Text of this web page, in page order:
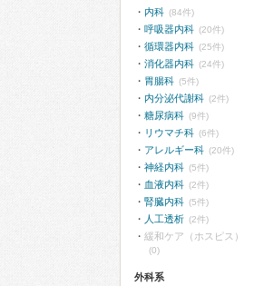
内科 (84件)
呼吸器内科 (20件)
循環器内科 (25件)
消化器内科 (24件)
胃腸科 (5件)
内分泌代謝科 (2件)
糖尿病科 (9件)
リウマチ科 (6件)
アレルギー科 (20件)
神経内科 (5件)
血液内科 (2件)
腎臓内科 (5件)
人工透析 (2件)
緩和ケア（ホスピス）
(0)
外科系